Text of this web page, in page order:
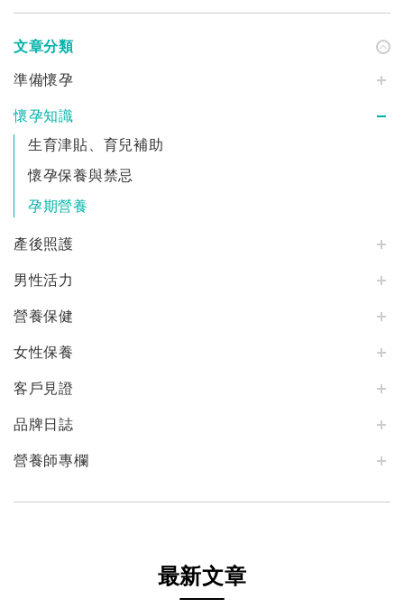
文章分類
準備懷孕
懷孕知識
生育津貼、育兒補助
懷孕保養與禁忌
孕期營養
產後照護
男性活力
營養保健
女性保養
客戶見證
品牌日誌
營養師專欄
最新文章